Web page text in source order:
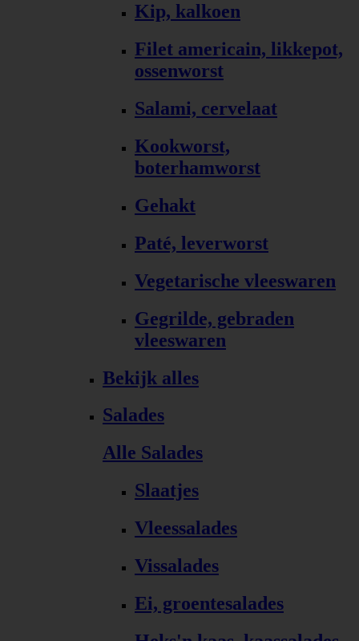
Kip, kalkoen
Filet americain, likkepot,
ossenworst
Salami, cervelaat
Kookworst,
boterhamworst
Gehakt
Paté, leverworst
Vegetarische vleeswaren
Gegrilde, gebraden
vleeswaren
Bekijk alles
Salades
Alle Salades
Slaatjes
Vleessalades
Vissalades
Ei, groentesalades